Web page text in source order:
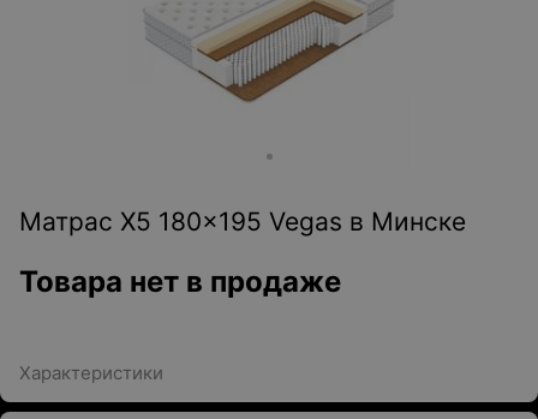
Матрас X5 180x195 Vegas в Минске
Товара нет в продаже
Характеристики